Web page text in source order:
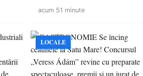
acum 51 minute
LOCALE